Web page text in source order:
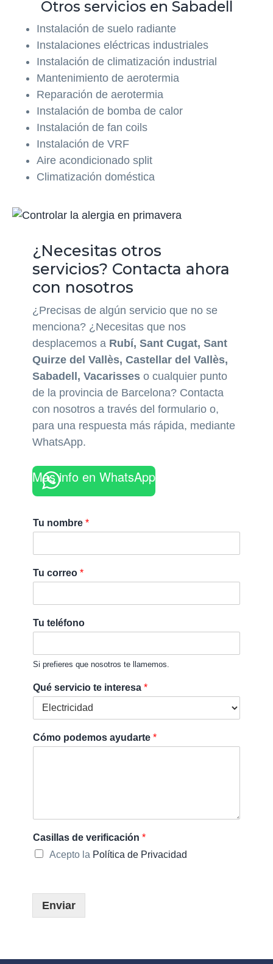
Otros servicios en Sabadell
Instalación de suelo radiante
Instalaciones eléctricas industriales
Instalación de climatización industrial
Mantenimiento de aerotermia
Reparación de aerotermia
Instalación de bomba de calor
Instalación de fan coils
Instalación de VRF
Aire acondicionado split
Climatización doméstica
¿Necesitas otros
servicios? Contacta ahora
con nosotros
¿Precisas de algún servicio que no se
menciona? ¿Necesitas que nos
desplacemos a Rubí, Sant Cugat, Sant
Quirze del Vallès, Castellar del Vallès,
Sabadell, Vacarisseso cualquier punto
de la provincia de Barcelona? Contacta
con nosotros a través del formulario o,
para una respuesta más rápida, mediante
WhatsApp.
Más info en WhatsApp
Tu nombre *
Tu correo *
Tu teléfono
Si prefieres que nosotros te llamemos.
Qué servicio te interesa *
Cómo podemos ayudarte *
Casillas de verificación *
Acepto la Política de Privacidad
Enviar